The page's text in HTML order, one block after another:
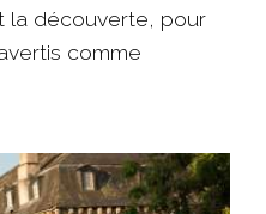
la découverte, pour
comme